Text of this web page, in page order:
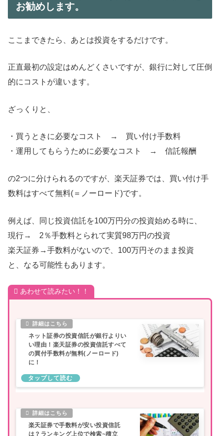
お勧めします。
ここまできたら、あとは投資をするだけです。
正直最初の設定はめんどくさいですが、銀行に対して圧倒
的にコストが違います。
ざっくりと、
・買うときに必要なコスト → 買い付け手数料
・運用してもらうために必要なコスト → 信託報酬
の2つに分けられるのですが、楽天証券では、買い付け手
数料はすべて無料(＝ノーロード)です。
例えば、同じ投資信託を100万円分の投資始める時に、
現行→ 2％手数料とられて実質98万円の投資
楽天証券→手数料がないので、100万円そのまま投資
と、なる可能性もあります。
あわせて読みたい！！
ネット証券の投資信託が銀行よりい
い理由！楽天証券の投資信託すべて
の買付手数料が無料(ノーロード)
に！
楽天証券で手数料が安い投資信託
は？ランキング上位で検索~積立